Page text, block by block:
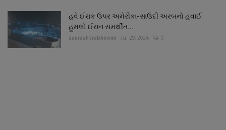
હવે ઈરાક ઉપર અમેરીકા-સાઉદી અરબનો હવાઈ
હુમલો ઈરાન સમર્થીત...
saurashtrabhoomi Jul 29, 2026 0